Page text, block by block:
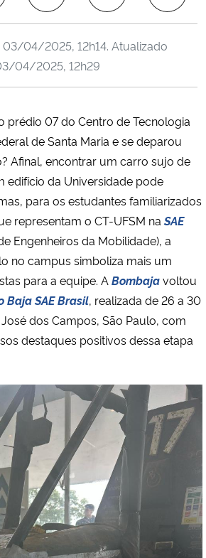
Inovações e Comunicações
Regional
e dos Direitos Humanos
03/04/2025, 12h14. Atualizado
04/2025, 12h29
prédio 07 do Centro de Tecnologia
de Santa Maria e se deparou
Afinal, encontrar um carro sujo de
edifício da Universidade pode
para os estudantes familiarizados
representam o CT-UFSM naSAE
Engenheiros da Mobilidade), a
no campus simboliza mais um
para a equipe. A Bombajavoltou
Baja SAE Brasil, realizada de 26 a 30
dos Campos, São Paulo, com
destaques positivos dessa etapa